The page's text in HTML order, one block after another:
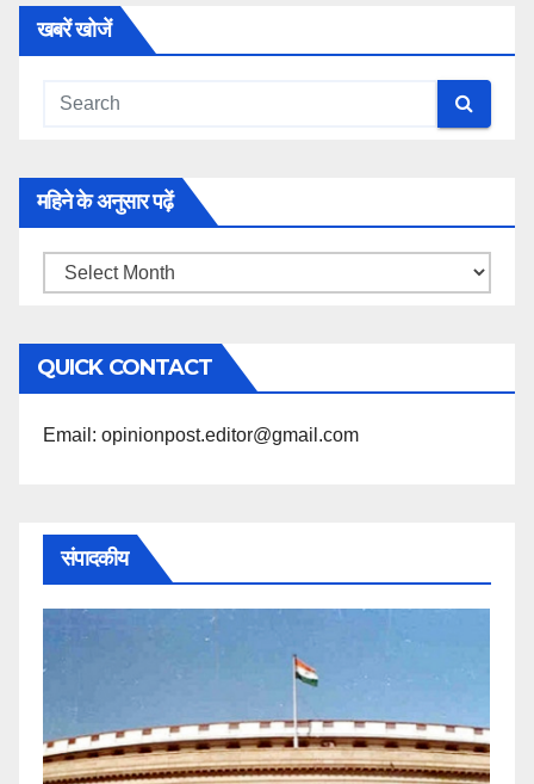
खबरें खोजें
महिने के अनुसार पढ़ें
महिने
अनुसार
पढ़ें
QUICK CONTACT
Email: opinionpost.editor@gmail.com
संपादकीय